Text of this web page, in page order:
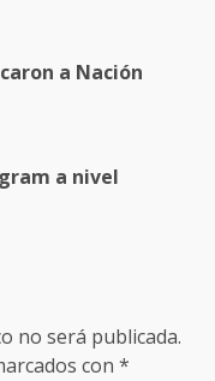
a Nación
a nivel
no será publicada.
con *